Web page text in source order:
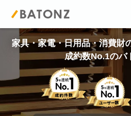
トップページ
M&A案件一覧
売りたい方へ
家具・家電・日用品・消費財
成約数No.1のバ